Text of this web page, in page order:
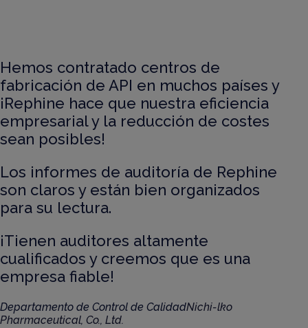
Hemos contratado centros de
fabricación de API en muchos países y
¡Rephine hace que nuestra eficiencia
empresarial y la reducción de costes
sean posibles!
Los informes de auditoría de Rephine
son claros y están bien organizados
para su lectura.
¡Tienen auditores altamente
cualificados y creemos que es una
empresa fiable!
Departamento de Control de CalidadNichi-lko
Pharmaceutical, Co., Ltd.